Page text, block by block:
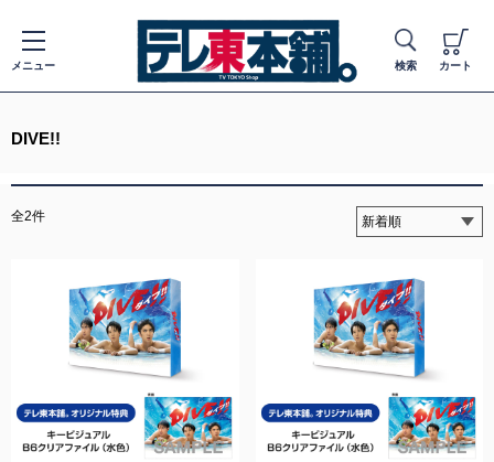
メニュー 検索 カート
DIVE!!
全2件